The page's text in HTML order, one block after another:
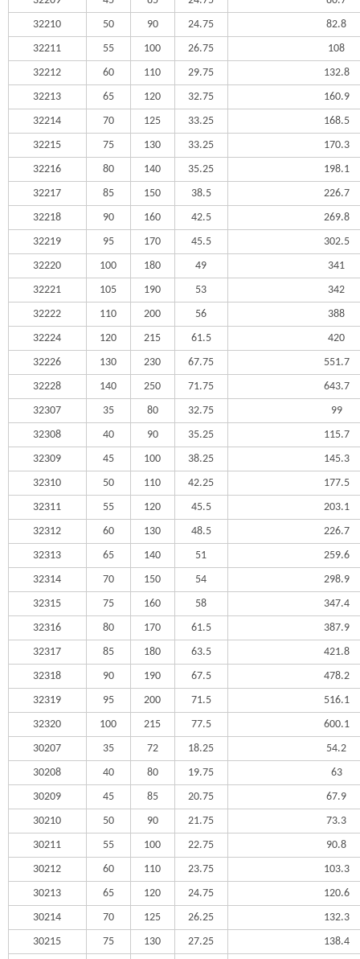
32210
50 90 24.75
82.8
32211
55 100 26.75
108
32212
60 110 29.75
132.8
32213
65 120 32.75
160.9
32214
70 125 33.25
168.5
32215
75 130 33.25
170.3
32216
80 140 35.25
198.1
32217
85 150 38.5
226.7
32218
90 160 42.5
269.8
32219
95 170 45.5
302.5
32220
100 180 49
341
32221
105 190 53
342
32222
110 200 56
388
32224
120 215 61.5
420
32226
130 230 67.75
551.7
32228
140 250 71.75
643.7
32307
35 80 32.75
99
32308
40 90 35.25
115.7
32309
45 100 38.25
145.3
32310
50 110 42.25
177.5
32311
55 120 45.5
203.1
32312
60 130 48.5
226.7
32313
65 140 51
259.6
32314
70 150 54
298.9
32315
75 160 58
347.4
32316
80 170 61.5
387.9
32317
85 180 63.5
421.8
32318
90 190 67.5
478.2
32319
95 200 71.5
516.1
32320
100 215 77.5
600.1
30207
35 72 18.25
54.2
30208
40 80 19.75
63
30209
45 85 20.75
67.9
30210
50 90 21.75
73.3
30211
55 100 22.75
90.8
30212
60 110 23.75
103.3
30213
65 120 24.75
120.6
30214
70 125 26.25
132.3
30215
75 130 27.25
138.4